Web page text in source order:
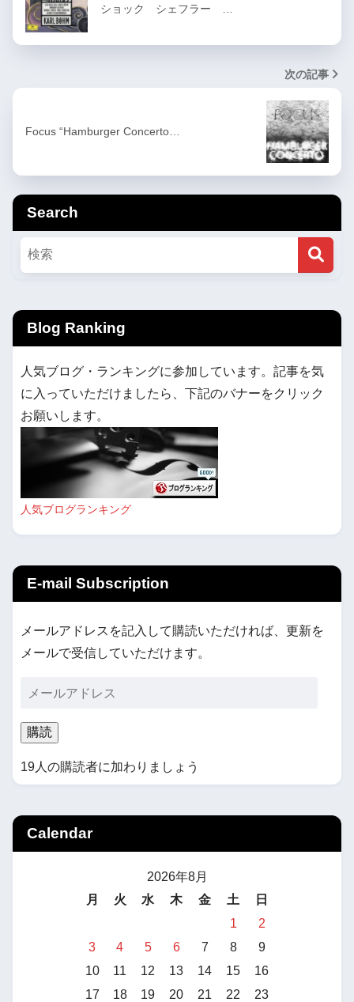
ショック シェフラー …
次の記事
Focus “Hamburger Concerto…
Search
Blog Ranking
人気ブログ・ランキングに参加しています。記事を気
に入っていただけましたら、下記のバナーをクリック
お願いします。
人気ブログランキング
E-mail Subscription
メールアドレスを記入して購読いただければ、更新を
メールで受信していただけます。
購読
19人の購読者に加わりましょう
Calendar
2026年8月
月
火 水 木 金 土
日
1
2
3
4 5 6 7 8
9
10
11 12 13 14 15
16
17
18 19 20 21 22
23